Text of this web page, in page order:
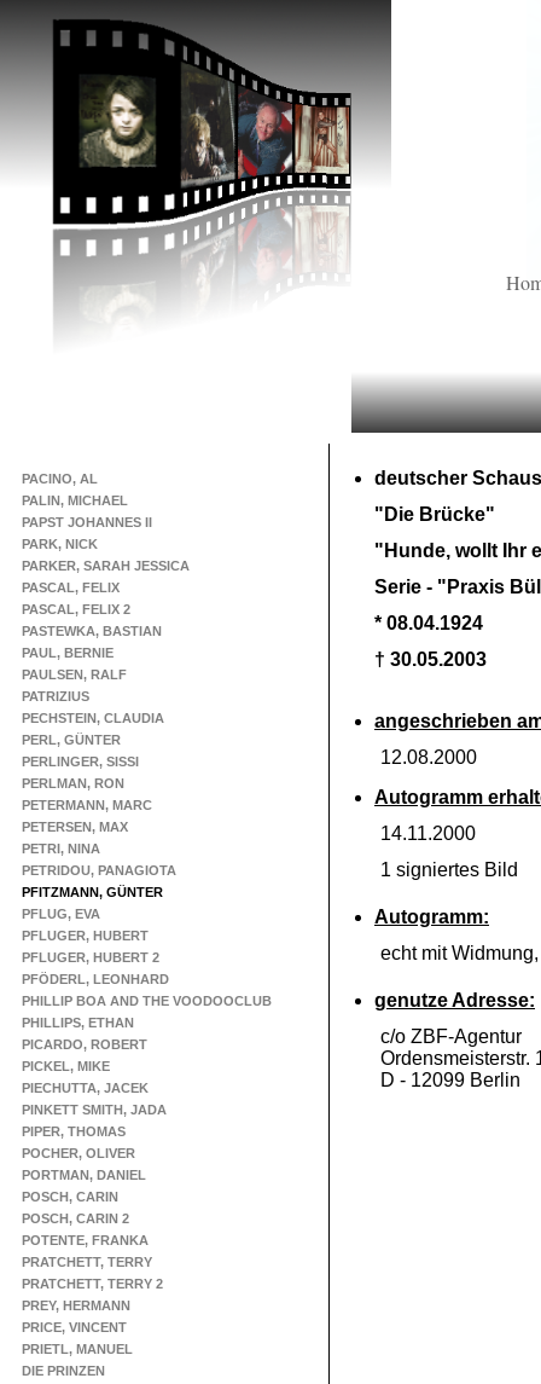
PACINO, AL
PALIN, MICHAEL
PAPST JOHANNES II
PARK, NICK
PARKER, SARAH JESSICA
PASCAL, FELIX
PASCAL, FELIX 2
PASTEWKA, BASTIAN
PAUL, BERNIE
PAULSEN, RALF
PATRIZIUS
PECHSTEIN, CLAUDIA
PERL, GÜNTER
PERLINGER, SISSI
PERLMAN, RON
PETERMANN, MARC
PETERSEN, MAX
PETRI, NINA
PETRIDOU, PANAGIOTA
PFITZMANN, GÜNTER
PFLUG, EVA
PFLUGER, HUBERT
PFLUGER, HUBERT 2
PFÖDERL, LEONHARD
PHILLIP BOA AND THE VOODOOCLUB
PHILLIPS, ETHAN
PICARDO, ROBERT
PICKEL, MIKE
PIECHUTTA, JACEK
PINKETT SMITH, JADA
PIPER, THOMAS
POCHER, OLIVER
PORTMAN, DANIEL
POSCH, CARIN
POSCH, CARIN 2
POTENTE, FRANKA
PRATCHETT, TERRY
PRATCHETT, TERRY 2
PREY, HERMANN
PRICE, VINCENT
PRIETL, MANUEL
DIE PRINZEN
deutscher
"Die Brücke"
"Hunde, wollt Ihr
Serie - "Praxis
* 08.04.1924
† 30.05.2003
angeschrieben
12.08.2000
Autogramm
14.11.2000
1 signiertes Bild
Autogramm:
echt mit
genutze Adresse:
c/o ZBF-Agentur
Ordensmeisterstr.
D - 12099 Berlin